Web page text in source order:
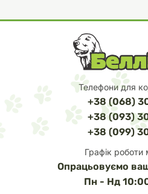
Телефони для
+38 (068)
+38 (093)
+38 (099)
Графік роботи
Опрацьовуємо
Пн - Нд